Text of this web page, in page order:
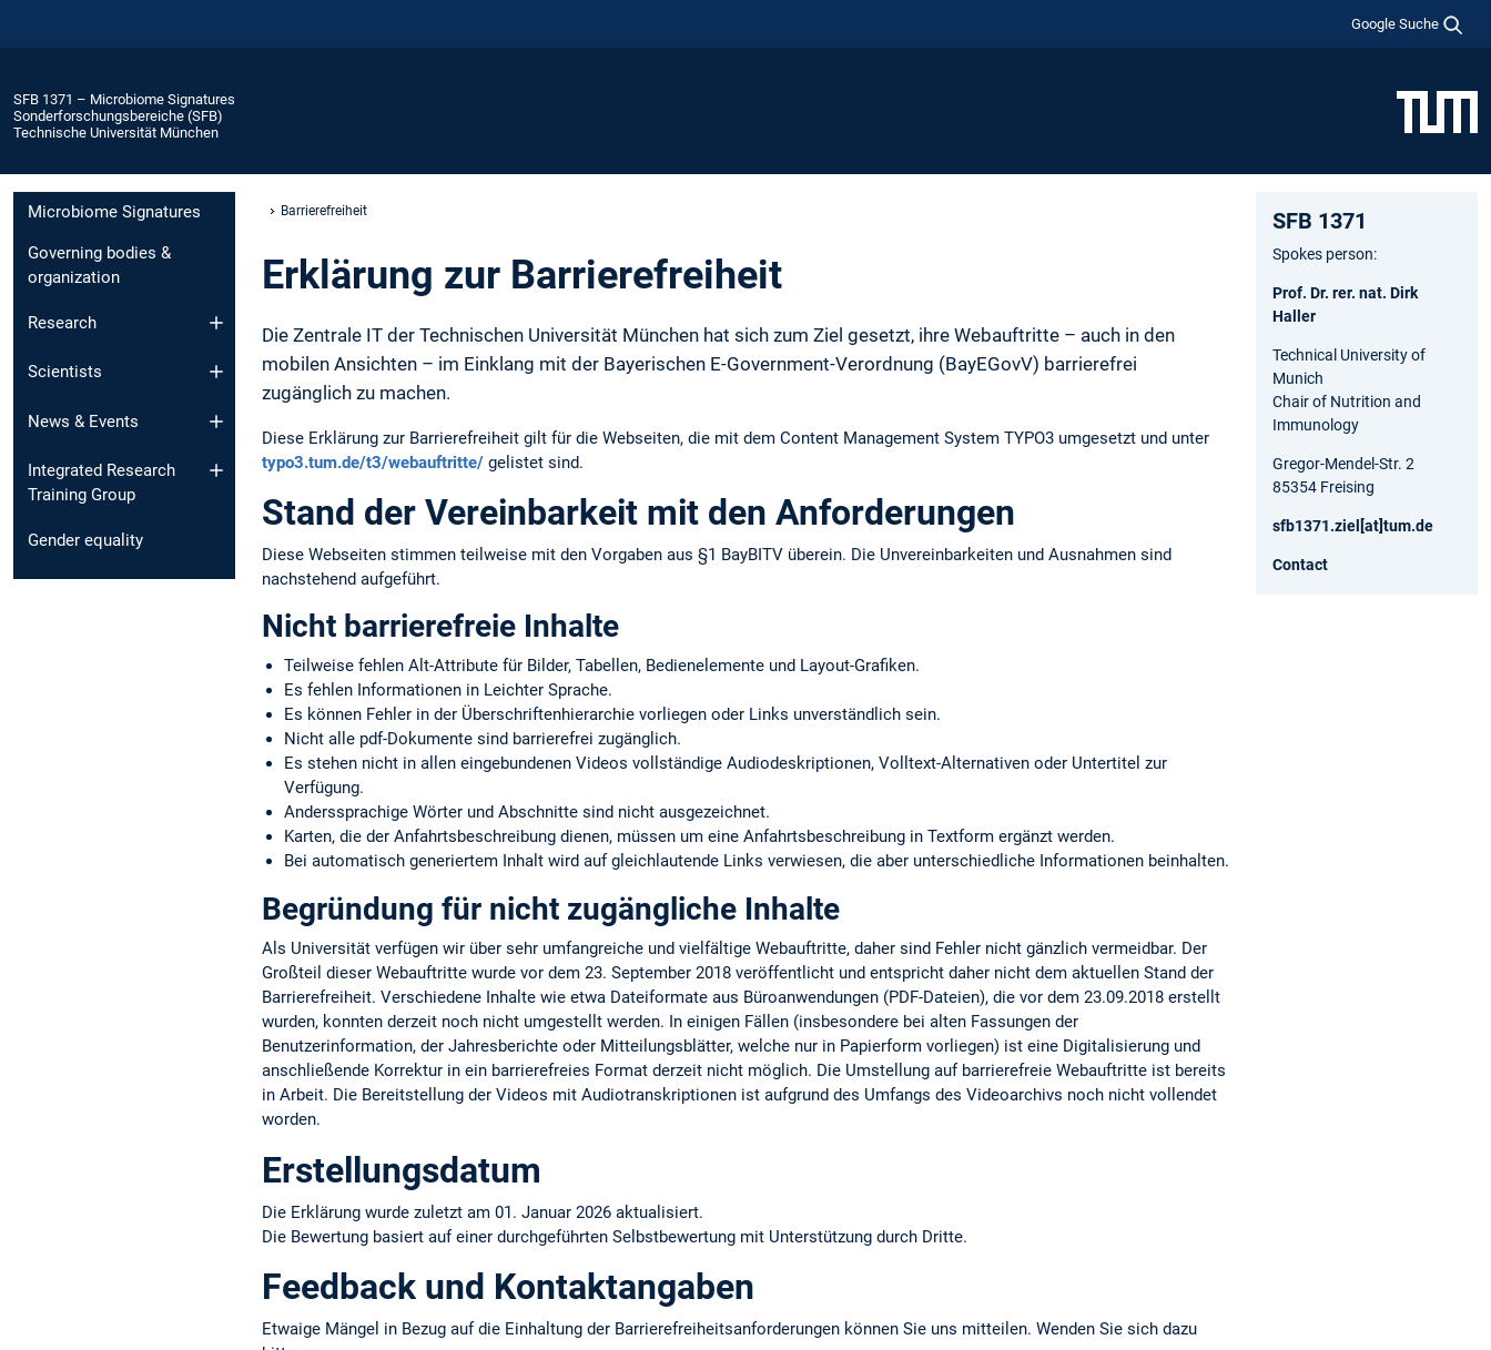
Google Suche
SFB 1371 – Microbiome Signatures
Sonderforschungsbereiche (SFB)
Technische Universität München
Microbiome Signatures
Governing bodies &
organization
Research
Scientists
News & Events
Integrated Research
Training Group
Gender equality
Barrierefreiheit
Erklärung zur Barrierefreiheit
Die Zentrale IT der Technischen Universität München hat sich zum Ziel gesetzt, ihre Webauftritte – auch in den
mobilen Ansichten – im Einklang mit der Bayerischen E-Government-Verordnung (BayEGovV) barrierefrei
zugänglich zu machen.
Diese Erklärung zur Barrierefreiheit gilt für die Webseiten, die mit dem Content Management System TYPO3 umgesetzt und unter
typo3.tum.de/t3/webauftritte/ gelistet sind.
Stand der Vereinbarkeit mit den Anforderungen
Diese Webseiten stimmen teilweise mit den Vorgaben aus §1 BayBITV überein. Die Unvereinbarkeiten und Ausnahmen sind
nachstehend aufgeführt.
Nicht barrierefreie Inhalte
Teilweise fehlen Alt-Attribute für Bilder, Tabellen, Bedienelemente und Layout-Grafiken.
Es fehlen Informationen in Leichter Sprache.
Es können Fehler in der Überschriftenhierarchie vorliegen oder Links unverständlich sein.
Nicht alle pdf-Dokumente sind barrierefrei zugänglich.
Es stehen nicht in allen eingebundenen Videos vollständige Audiodeskriptionen, Volltext-Alternativen oder Untertitel zur
Verfügung.
Anderssprachige Wörter und Abschnitte sind nicht ausgezeichnet.
Karten, die der Anfahrtsbeschreibung dienen, müssen um eine Anfahrtsbeschreibung in Textform ergänzt werden.
Bei automatisch generiertem Inhalt wird auf gleichlautende Links verwiesen, die aber unterschiedliche Informationen beinhalten.
Begründung für nicht zugängliche Inhalte
Als Universität verfügen wir über sehr umfangreiche und vielfältige Webauftritte, daher sind Fehler nicht gänzlich vermeidbar. Der
Großteil dieser Webauftritte wurde vor dem 23. September 2018 veröffentlicht und entspricht daher nicht dem aktuellen Stand der
Barrierefreiheit. Verschiedene Inhalte wie etwa Dateiformate aus Büroanwendungen (PDF-Dateien), die vor dem 23.09.2018 erstellt
wurden, konnten derzeit noch nicht umgestellt werden. In einigen Fällen (insbesondere bei alten Fassungen der
Benutzerinformation, der Jahresberichte oder Mitteilungsblätter, welche nur in Papierform vorliegen) ist eine Digitalisierung und
anschließende Korrektur in ein barrierefreies Format derzeit nicht möglich. Die Umstellung auf barrierefreie Webauftritte ist bereits
in Arbeit. Die Bereitstellung der Videos mit Audiotranskriptionen ist aufgrund des Umfangs des Videoarchivs noch nicht vollendet
worden.
Erstellungsdatum
Die Erklärung wurde zuletzt am 01. Januar 2026 aktualisiert.
Die Bewertung basiert auf einer durchgeführten Selbstbewertung mit Unterstützung durch Dritte.
Feedback und Kontaktangaben
Etwaige Mängel in Bezug auf die Einhaltung der Barrierefreiheitsanforderungen können Sie uns mitteilen. Wenden Sie sich dazu
SFB 1371
Spokes person:
Prof. Dr. rer. nat. Dirk
Haller
Technical University of
Munich
Chair of Nutrition and
Immunology
Gregor-Mendel-Str. 2
85354 Freising
sfb1371.ziel[at]tum.de
Contact